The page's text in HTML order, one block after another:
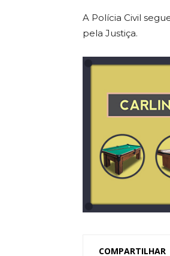
A Polícia Civil
pela Justiça.
COMPARTILHAR